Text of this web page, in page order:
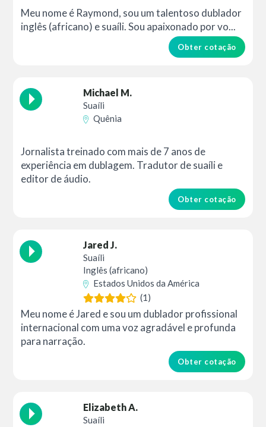
Meu nome é Raymond, sou um talentoso dublador
inglês (africano) e suaíli. Sou apaixonado por vo...
Obter cotação
Michael M.
Suaíli
Quênia
Jornalista treinado com mais de 7 anos de
experiência em dublagem. Tradutor de suaíli e
editor de áudio.
Obter cotação
Jared J.
Suaíli
Inglês (africano)
Estados Unidos da América
(1)
Meu nome é Jared e sou um dublador profissional
internacional com uma voz agradável e profunda
para narração.
Obter cotação
Elizabeth A.
Suaíli